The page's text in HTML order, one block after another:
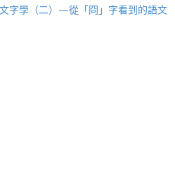
航列
字學（二）—從「冏」字看到的語文